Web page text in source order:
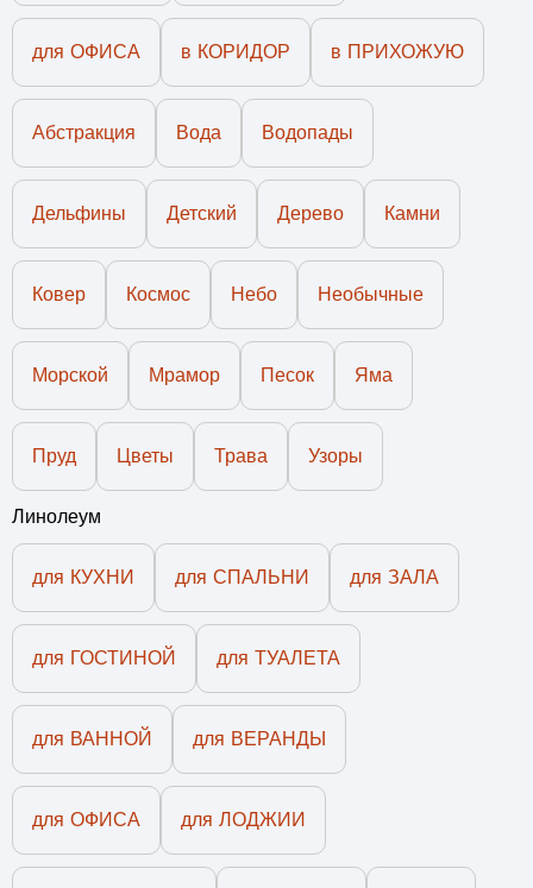
для ОФИСА в КОРИДОР в ПРИХОЖУЮ
Абстракция Вода Водопады
Дельфины Детский Дерево Камни
Ковер Космос Небо Необычные
Морской Мрамор Песок Яма
Пруд Цветы Трава Узоры
Линолеум
для КУХНИ для СПАЛЬНИ для ЗАЛА
для ГОСТИНОЙ для ТУАЛЕТА
для ВАННОЙ для ВЕРАНДЫ
для ОФИСА для ЛОДЖИИ